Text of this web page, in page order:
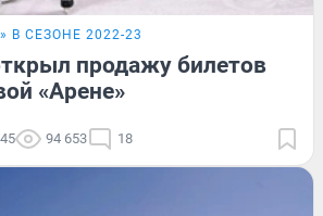
В СЕЗОНЕ 2022-23
продажу билетов
«Арене»
94 653 18